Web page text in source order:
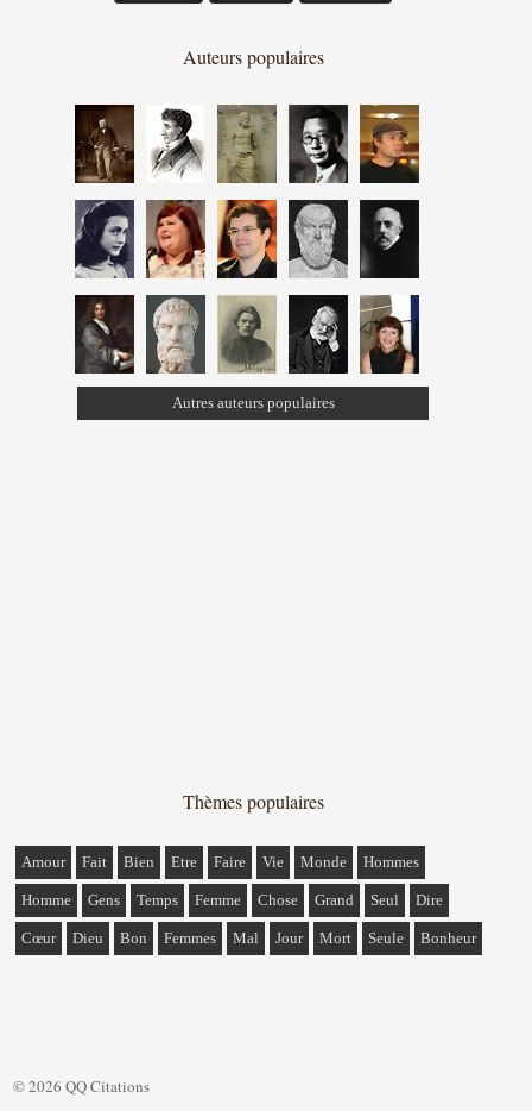
Auteurs populaires
Autres auteurs populaires
Thèmes populaires
Amour Fait Bien Etre Faire Vie Monde Hommes
Homme Gens Temps Femme Chose Grand Seul Dire
Cœur Dieu Bon Femmes Mal Jour Mort Seule Bonheur
© 2026 QQ Citations